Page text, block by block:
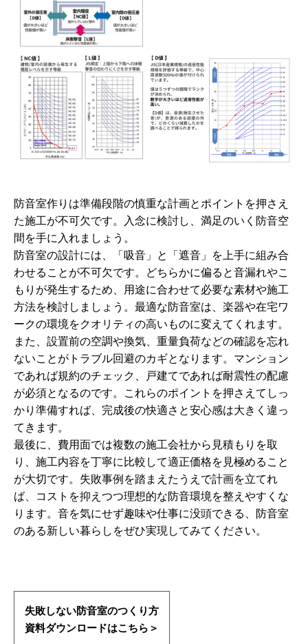
防音室作りは準備段階の慎重な計画とポイントを押さえ
た施工が不可欠です。入念に検討し、満足のいく防音空
間を手に入れましょう。
防音室の設計には、「吸音」と「遮音」を上手に組み合
わせることが不可欠です。どちらかに偏ると音漏れやこ
もりが発生するため、用途に合わせて必要な素材や施工
方法を検討しましょう。最適な防音室は、楽器や在宅ワ
ークの環境をクオリティの高いものに変えてくれます。
また、設置前の空調や換気、重量負荷などの確認を忘れ
ないことがトラブル回避のカギとなります。マンション
であれば規約のチェック、戸建てであれば耐震性の配慮
が必須となるのです。これらのポイントを押さえてしっ
かり準備すれば、完成後の快適さと安心感は大きく違っ
てきます。
最後に、費用面では複数の施工会社から見積もりを取
り、施工内容を丁寧に比較して適正価格を見極めること
が大切です。失敗事例を踏まえたうえで計画を立てれ
ば、コストを抑えつつ理想的な防音環境を整えやすくな
ります。音を気にせず趣味や仕事に没頭できる、防音室
のある新しい暮らしをぜひ実現してみてください。
失敗しない防音室のつくり方
資料ダウンロードはこちら＞